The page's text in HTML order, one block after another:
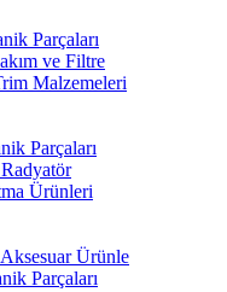
Parçaları
ve Filtre
Malzemeleri
Parçaları
Ürünleri
Ürünle
Parçaları